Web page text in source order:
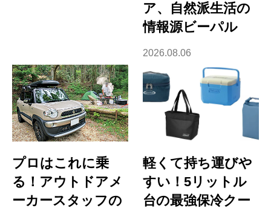
ア、自然派生活の
情報源ビーパル
2026.08.06
プロはこれに乗
る！アウトドアメ
ーカースタッフの
軽くて持ち運びや
すい！5リットル
台の最強保冷クー